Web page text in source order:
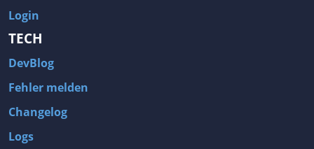
Login
TECH
DevBlog
Fehler melden
Changelog
Logs